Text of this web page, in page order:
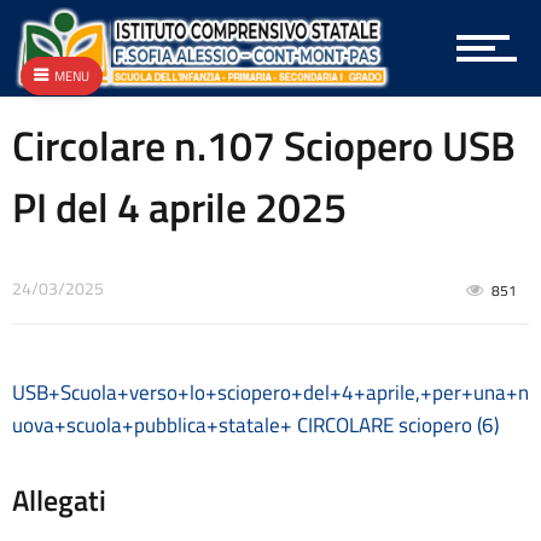
Archivio
Archivio
Archivio Albo OnLine e Amministrazione Trasparente
Archivio Bandi e Gare
Archivio Circolari Docenti
Archivio NEWS Vecchio
Archivio vecchio PON
Articolazione degli uffici
Attestazioni OIV o di struttura analoga
Atti generali
Burocrazia zero
Circolare n.107 Sciopero USB
PI del 4 aprile 2025
24/03/2025 851
USB+Scuola+verso+lo+sciopero+del+4+aprile,+per+una+n
uova+scuola+pubblica+statale+ CIRCOLARE sciopero (6)
Allegati
MENU